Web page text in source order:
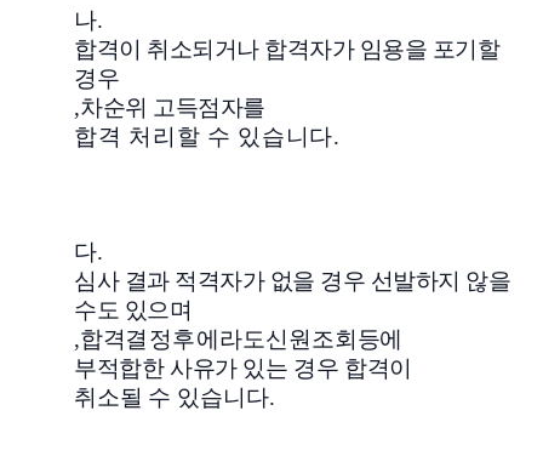
나.
합격이 취소되거나 합격자가 임용을 포기할
경우
,차순위 고득점자를
합격 처리할 수 있습니다.
다.
심사 결과 적격자가 없을 경우 선발하지 않을
수도 있으며
,합격결정후에라도신원조회 등에
부적합한 사유가 있는 경우 합격이
취소될 수 있습니다.